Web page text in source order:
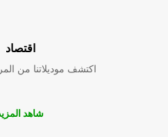
اقتصاد
اكتشف موديلاتنا من
شاهد